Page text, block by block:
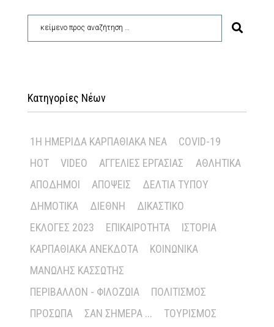
Κατηγορίες Νέων
1Η ΗΜΕΡΊΔΑ ΚΑΡΠΑΘΙΑΚΆ ΝΈΑ
COVID-19
HOT
VIDEO ΑΓΓΕΛΊΕΣ ΕΡΓΑΣΊΑΣ
ΑΘΛΗΤΙΚΆ
ΑΠΌΔΗΜΟΙ
ΑΠΌΨΕΙΣ
ΔΕΛΤΊΑ ΤΎΠΟΥ
ΔΗΜΟΤΙΚΆ
ΔΙΕΘΝΉ
ΔΙΚΑΣΤΙΚΌ
ΕΚΛΟΓΈΣ 2023
ΕΠΙΚΑΙΡΌΤΗΤΑ
ΙΣΤΟΡΊΑ
ΚΑΡΠΑΘΙΑΚΆ ΑΝΈΚΔΟΤΑ
ΚΟΙΝΩΝΙΚΆ
ΜΑΝΏΛΗΣ ΚΑΣΣΏΤΗΣ
ΠΕΡΙΒΆΛΛΟΝ - ΦΙΛΟΖΩΊΑ
ΠΟΛΙΤΙΣΜΌΣ
ΠΡΌΣΩΠΑ
ΣΑΝ ΣΉΜΕΡΑ ...
ΤΟΥΡΙΣΜΌΣ